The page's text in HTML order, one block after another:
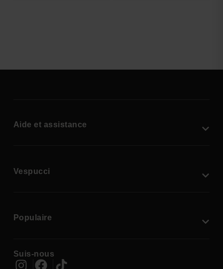
Aide et assistance
Vespucci
Populaire
Suis-nous